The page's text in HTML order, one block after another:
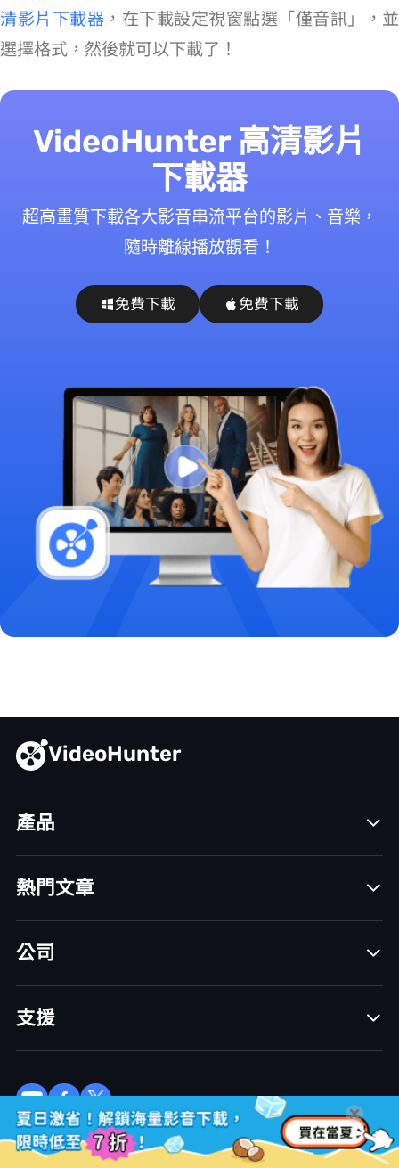
清影片下載器 ，在下載設定視窗點選「僅音訊」，並
選擇 MP3 格式，然後就可以下載了！
VideoHunter 高清影片
下載器
超高畫質下載各大影音串流平台的影片、音樂，
隨時離線播放觀看！
免費下載 免費下載
VideoHunter
產品
熱門文章
公司
支援
訂閱 VideoHunter